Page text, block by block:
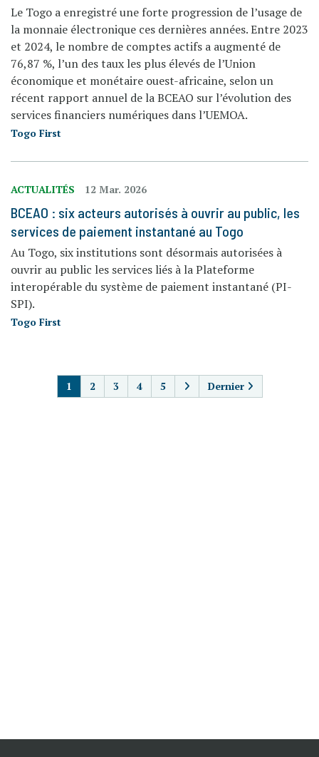
Le Togo a enregistré une forte progression de l’usage de
la monnaie électronique ces dernières années. Entre 2023
et 2024, le nombre de comptes actifs a augmenté de
76,87 %, l’un des taux les plus élevés de l’Union
économique et monétaire ouest-africaine, selon un
récent rapport annuel de la BCEAO sur l’évolution des
services financiers numériques dans l’UEMOA.
Togo First
ACTUALITÉS 12 Mar. 2026
BCEAO : six acteurs autorisés à ouvrir au public, les
services de paiement instantané au Togo
Au Togo, six institutions sont désormais autorisées à
ouvrir au public les services liés à la Plateforme
interopérable du système de paiement instantané (PI-
SPI).
Togo First
1 2 3 4 5 Dernier